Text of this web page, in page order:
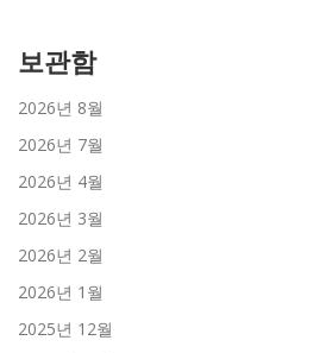
보관함
2026년 8월
2026년 7월
2026년 4월
2026년 3월
2026년 2월
2026년 1월
2025년 12월